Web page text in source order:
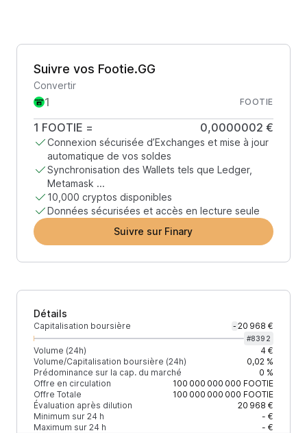
Suivre vos Footie.GG
Convertir
FOOTIE
1 FOOTIE = 0,0000002 €
Connexion sécurisée d’Exchanges et mise à jour
automatique de vos soldes
Synchronisation des Wallets tels que Ledger,
Metamask ...
10,000 cryptos disponibles
Données sécurisées et accès en lecture seule
Suivre sur Finary
Détails
Capitalisation boursière - 20 968 €
#8392
Volume (24h)
4 €
Volume/Capitalisation boursière (24h)
0,02 %
Prédominance sur la cap. du marché
0 %
Offre en circulation
100 000 000 000 FOOTIE
Offre Totale
100 000 000 000 FOOTIE
Évaluation après dilution
20 968 €
Minimum sur 24 h
- €
Maximum sur 24 h
- €